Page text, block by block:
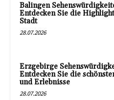
Balingen
Entdecken Sie die
Stadt
28.07.2026
Erzgebirge
Entdecken Sie die
und Erlebnisse
28.07.2026